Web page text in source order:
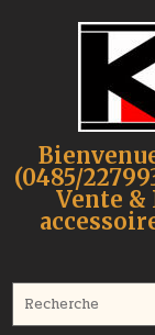
(0485/
Vente &